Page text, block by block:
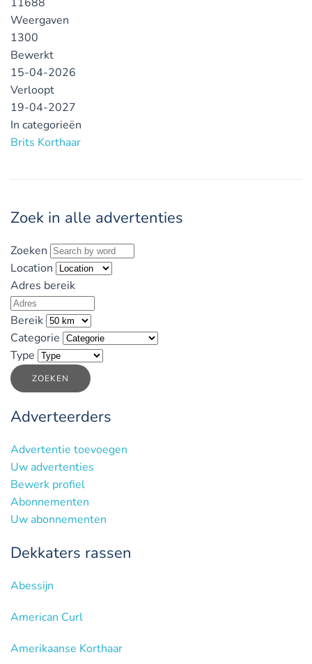
Weergaven
1300
Bewerkt
15-04-2026
Verloopt
19-04-2027
In categorieën
Brits Korthaar
Zoek in alle advertenties
Zoeken
Location
Adres bereik
Bereik
Categorie
Type
ZOEKEN
Adverteerders
Advertentie toevoegen
Uw advertenties
Bewerk profiel
Abonnementen
Uw abonnementen
Dekkaters rassen
Abessijn
American Curl
Amerikaanse Korthaar